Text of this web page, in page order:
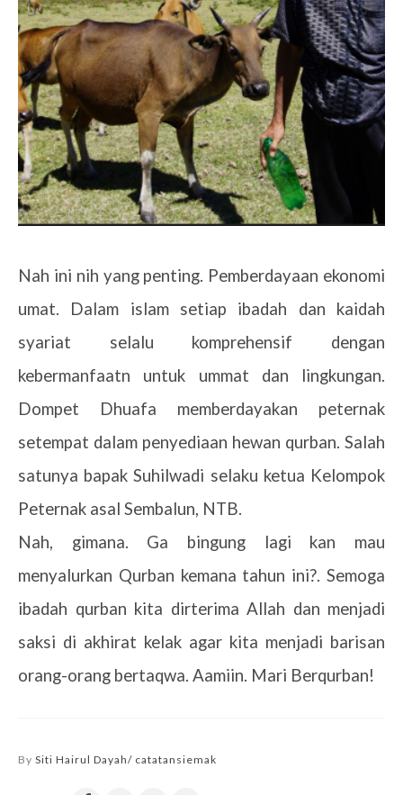
Nah ini nih yang penting. Pemberdayaan ekonomi
umat. Dalam islam setiap ibadah dan kaidah
syariat selalu komprehensif dengan
kebermanfaatn untuk ummat dan lingkungan.
Dompet Dhuafa memberdayakan peternak
setempat dalam penyediaan hewan qurban. Salah
satunya bapak Suhilwadi selaku ketua Kelompok
Peternak asal Sembalun, NTB.
Nah, gimana. Ga bingung lagi kan mau
menyalurkan Qurban kemana tahun ini?. Semoga
ibadah qurban kita dirterima Allah dan menjadi
saksi di akhirat kelak agar kita menjadi barisan
orang-orang bertaqwa. Aamiin. Mari Berqurban!
By Siti Hairul Dayah/ catatansiemak